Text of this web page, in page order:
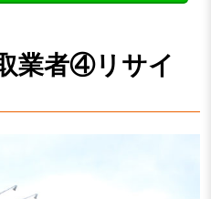
業者④リサイ